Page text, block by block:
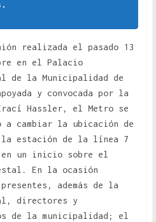
realizada el pasado 13
en el Palacio
de la Municipalidad de
y convocada por la
Hassler, el Metro se
a cambiar la ubicación de
la estación de la línea 7
en un inicio sobre el
En la ocasión
además de la
directores y
de la municipalidad; el